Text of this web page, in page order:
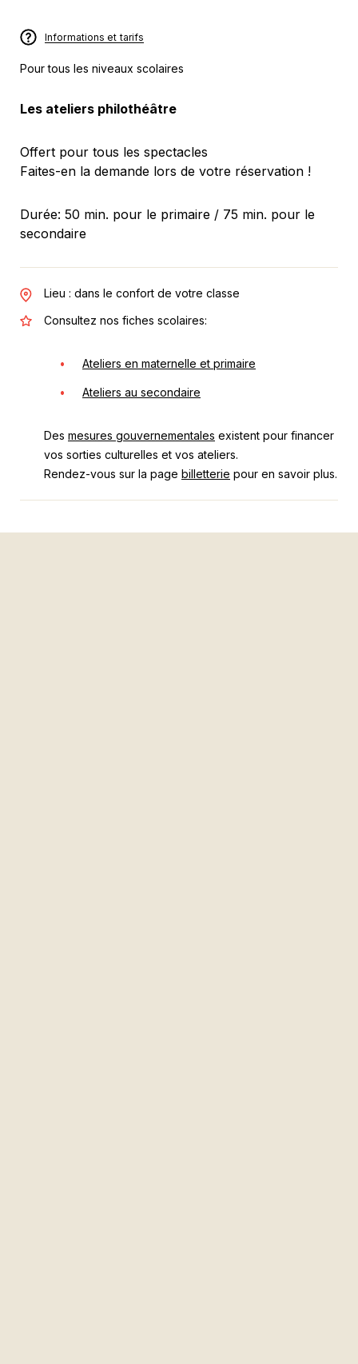
Informations et tarifs
Pour tous les niveaux scolaires
Les ateliers philothéâtre
Offert pour tous les spectacles
Faites-en la demande lors de votre réservation !
Durée: 50 min. pour le primaire / 75 min. pour le
secondaire
Lieu : dans le confort de votre classe
Consultez nos fiches scolaires:
Ateliers en maternelle et primaire
Ateliers au secondaire
Des mesures gouvernementales existent pour financer
vos sorties culturelles et vos ateliers.
Rendez-vous sur la page billetterie pour en savoir plus.